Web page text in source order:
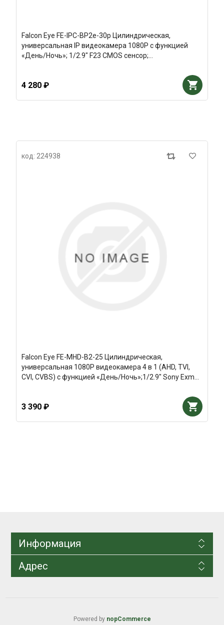
Falcon Eye FE-IPC-BP2e-30p Цилиндрическая,
универсальная IP видеокамера 1080P с функцией
«День/Ночь»; 1/2.9" F23 CMOS сенсор;
4 280 ₽
код: 224938
Falcon Eye FE-MHD-B2-25 Цилиндрическая,
универсальная 1080P видеокамера 4 в 1 (AHD, TVI,
CVI, CVBS) с функцией «День/Ночь»;1/2.9" Sony Exmor
3 390 ₽
Информация
Адрес
Powered by nopCommerce